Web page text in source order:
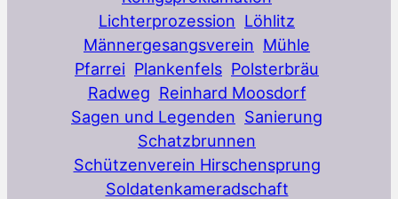
Lichterprozession Löhlitz
Männergesangsverein Mühle
Pfarrei Plankenfels Polsterbräu
Radweg Reinhard Moosdorf
Sagen und Legenden Sanierung
Schatzbrunnen
Schützenverein Hirschensprung
Soldatenkameradschaft